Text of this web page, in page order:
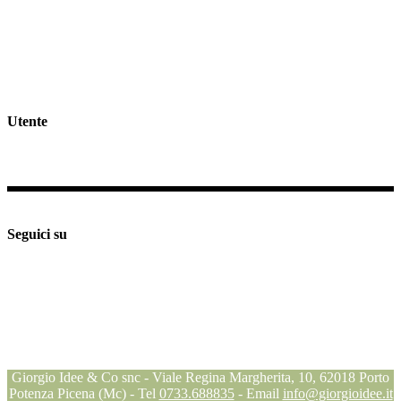
Utente
Seguici su
Giorgio Idee & Co snc - Viale Regina Margherita, 10, 62018 Porto
Potenza Picena (Mc) - Tel 0733.688835- Email info@giorgioidee.it